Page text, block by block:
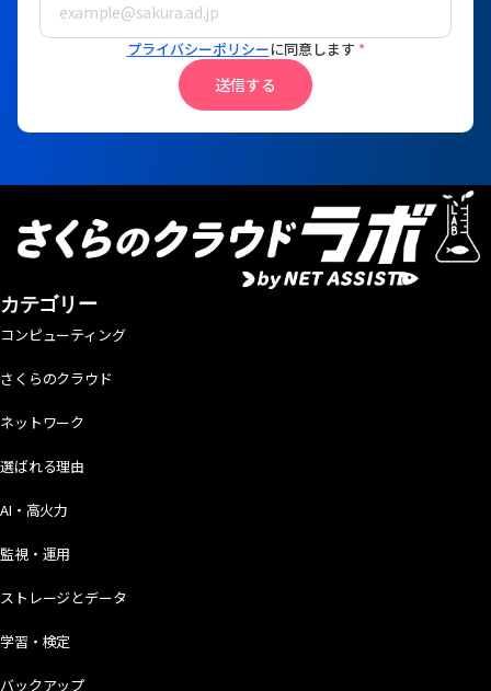
プライバシーポリシーに同意します *
送信する
カテゴリー
コンピューティング
さくらのクラウド
ネットワーク
選ばれる理由
AI・高火力
監視・運用
ストレージとデータ
学習・検定
バックアップ